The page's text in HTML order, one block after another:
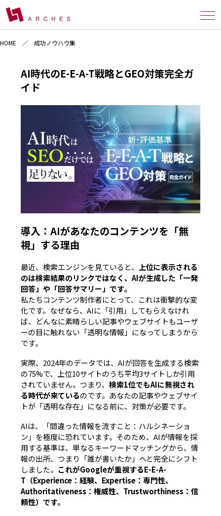
HOME 成功ノウハウ集
AI時代のE-E-A-T戦略とGEO対策完全ガ
イド
導入：AIがあなたのコンテンツを「無
視」する理由
最近、検索エンジンを見ていると、 上位に表示される
のは検索結果のリンクではなく、AIが生成した「一発
回答」や「回答サマリー」です。
私たちコンテンツ制作者にとって、これは衝撃的な変
化です。なぜなら、 AIに「引用」してもらえなけれ
ば、どんなに素晴らしい記事やウェブサイトもユーザ
ーの目に触れない「透明な情報」になってしまうから
です。
実際、2024年のデータでは、AIが回答を生成する検索
の75%で、上位10サイトのうち平均3サイトしか引用
されていません。つまり、 検索1位でもAIに無視され
る時代が来ているのです。あなたの記事やウェブサイ
トが「透明な存在」になる前に、対策が必要です。
AIは、「間違った情報を流すこと：ハルシネーショ
ン」を極度に恐れています。そのため、AIが情報を採
用する基準は、単なるキーワードマッチングから、情
報の出所、つまり「誰が書いたか」へと完全にシフト
しました。 これがGoogleが重視するE-E-A-
T（Experience：経験、Expertise：専門性、
Authoritativeness：権威性、Trustworthiness：信
頼性）です。